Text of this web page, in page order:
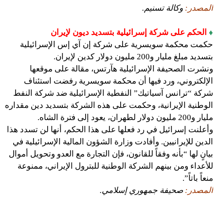
المصدر: وكالة تسنيم.
♦ الحكم على شركة إسرائيلية بتسديد ديون لإيران
حكمت محكمة سويسرية على شركة إن آي إس الإسرائيلية
بتسديد مبلغ مليار و200 مليون دولار كدين لإيران.
ونشرت الصحيفة الإسرائيلية هآرتس، مقالة على موقعها
الإلكتروني، ورد فيها أن محكمة سويسرية رفضت استئناف
شركة “ترانس آسياتيك” النفطية الإسرائيلية ضد شركة النفط
الوطنية الإيرانية، وحكمت على هذه الشركة بتسديد دين مقداره
مليار و200 مليون دولار لطهران، يعود إلى فترة الشاه.
وأعلنت إسرائيل في رد فعلها على هذا الحكم، أنها لن تسدد هذا
الدين للإيرانيين. وأفادت وزارة الشؤون المالية الإسرائيلية في
بيانٍ لها “بأنه وفقاً للقانون، فإن التجارة مع العدو وتحويل أموال
للأعداء ومن بينهم الشركة الوطنية للبترول الإيراني، ممنوعة
منعاً باتاً”.
المصدر: صحيفة جمهوري إسلامي.